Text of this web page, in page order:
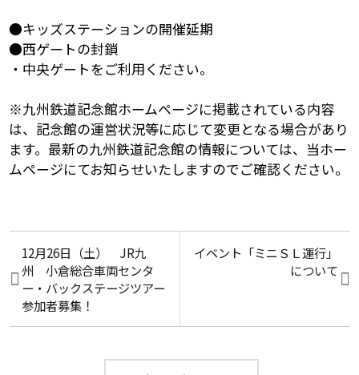
●キッズステーションの開催延期
●西ゲートの封鎖
・中央ゲートをご利用ください。
※九州鉄道記念館ホームページに掲載されている内容
は、記念館の運営状況等に応じて変更となる場合があり
ます。最新の九州鉄道記念館の情報については、当ホー
ムページにてお知らせいたしますのでご確認ください。
12月26日（土） JR九
州 小倉総合車両センタ
ー・バックステージツアー
参加者募集！
イベント「ミニＳＬ運行」
について